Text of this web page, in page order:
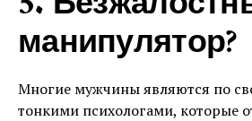
манипулятор?
Многие мужчины являются по
тонкими психологами, которые